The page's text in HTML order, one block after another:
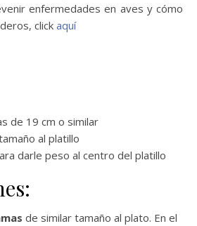
enfermedades en aves y cómo
click aquí
de 19 cm o similar
al platillo
darle peso al centro del platillo
de similar tamaño al plato. En el